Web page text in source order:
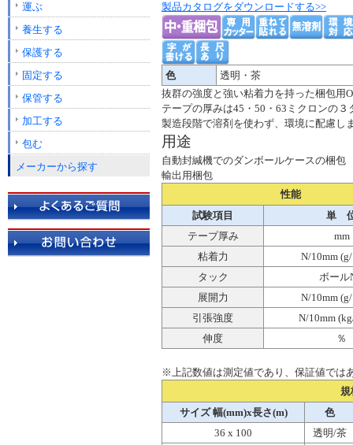
製品カタログをダウンロードする>>
色
透明・茶
抜群の強度と強い粘着力を持った梱包用
テープの厚みは45・50・63ミクロンの３
製造段階で溶剤を使わず、環境に配慮し
用途
自動封緘機でのダンボールケースの梱包
輸出用梱包
性能
試験項目
単
テープ厚み
mm
粘着力
N/10mm
タック
ボール
展開力
N/10mm
引張強度
N/10mm
伸度
％
※上記数値は測定値であり、保証値では
規
サイズ 幅(mm)x長さ(m)
色
36 x 100
透明/茶
運ぶ
養生する
保護する
固定する
保管する
加工する
包む
メーカーから探す